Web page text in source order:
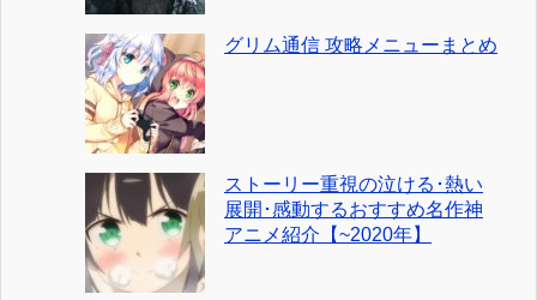
グリム通信 攻略メニューまとめ
ストーリー重視の泣ける･熱い
展開･感動するおすすめ名作神
アニメ紹介【~2020年】